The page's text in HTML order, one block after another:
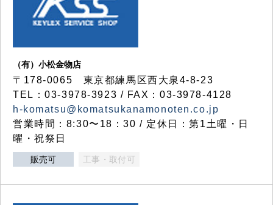
（有）小松金物店
〒178-0065 東京都練馬区西大泉4-8-23
TEL：03-3978-3923 / FAX：03-3978-4128
h-komatsu@komatsukanamonoten.co.jp
営業時間：8:30〜18：30 / 定休日：第1土曜・日
曜・祝祭日
販売可 工事・取付可